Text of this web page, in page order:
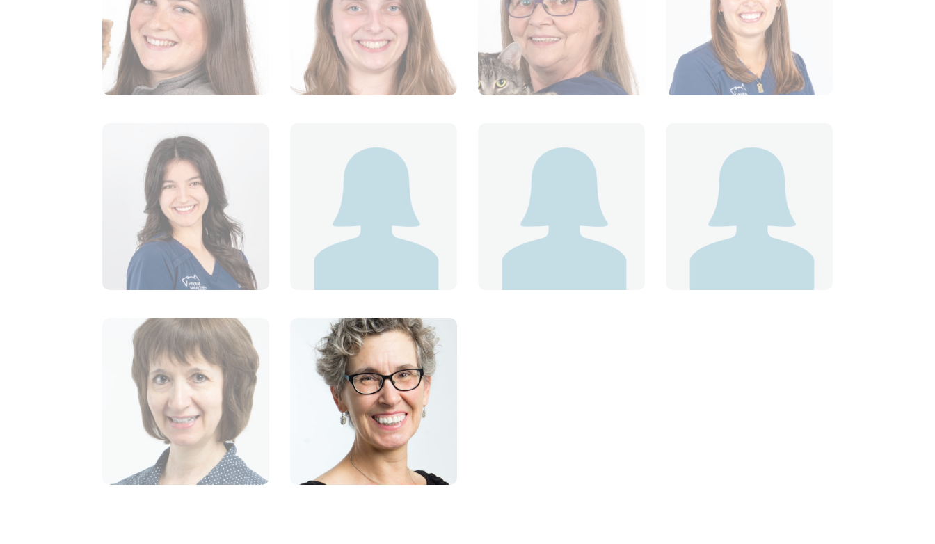
Lynda Leblanc
TECHNICIENNE EN SANTÉ
ANIMALE
Claudia Bessette-
Lavoie
TECHNICIENNE EN SANTÉ
ANIMALE
Eliana Gabrielli
TECHNICIENNE EN SANTÉ
ANIMALE
Marie-Pierre Gravel
RÉCEPTIONNISTE
Annabelle Doucet
ANIMALIÈRE
Ivy Hogan
ANIMALIÈRE
Guylaine Gibeault
ANIMALIÈRE
Maryanne Dumouchel
TECHNICIENNE EN SANTÉ
ANIMALE
Emma Farmer
TECHNICIENNE EN SANTÉ
Léa Labrecque
TECHNICIENNE EN SANTÉ
ANIMALE